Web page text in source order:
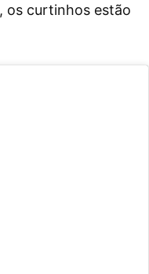
, os curtinhos estão